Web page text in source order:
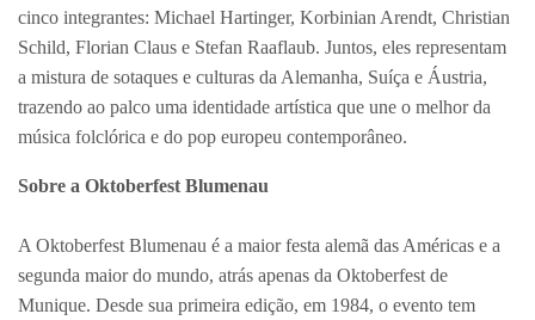
cinco integrantes: Michael Hartinger, Korbinian Arendt, Christian
Schild, Florian Claus e Stefan Raaflaub. Juntos, eles representam
a mistura de sotaques e culturas da Alemanha, Suíça e Áustria,
trazendo ao palco uma identidade artística que une o melhor da
música folclórica e do pop europeu contemporâneo.
Sobre a Oktoberfest Blumenau
A Oktoberfest Blumenau é a maior festa alemã das Américas e a
segunda maior do mundo, atrás apenas da Oktoberfest de
Munique. Desde sua primeira edição, em 1984, o evento tem